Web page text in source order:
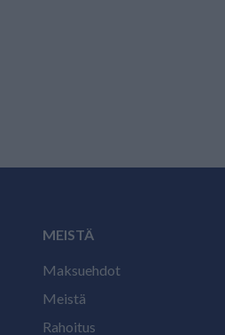
MEISTÄ
Maksuehdot
Meistä
Rahoitus